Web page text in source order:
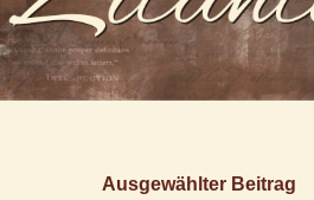
Ausgewählter Beitrag